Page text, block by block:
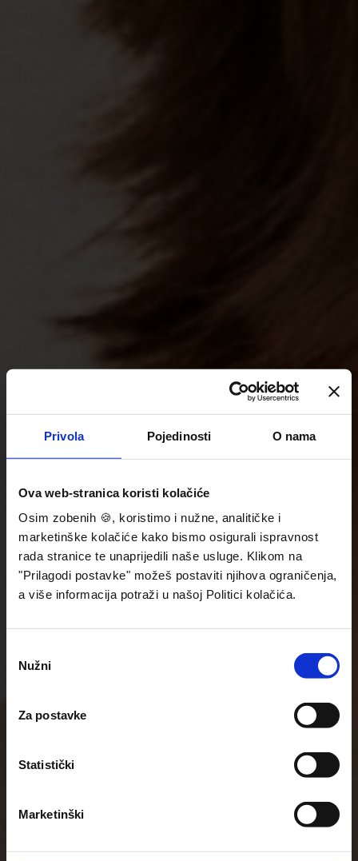
Privola Pojedinosti O nama
Ova web-stranica koristi kolačiće
Osim zobenih 🍪, koristimo i nužne, analitičke i
marketinške kolačiće kako bismo osigurali ispravnost
rada stranice te unaprijedili naše usluge. Klikom na
"Prilagodi postavke" možeš postaviti njihova ograničenja,
a više informacija potraži u našoj Politici kolačića.
pristanka
Nužni
Za postavke
Statistički
Marketinški